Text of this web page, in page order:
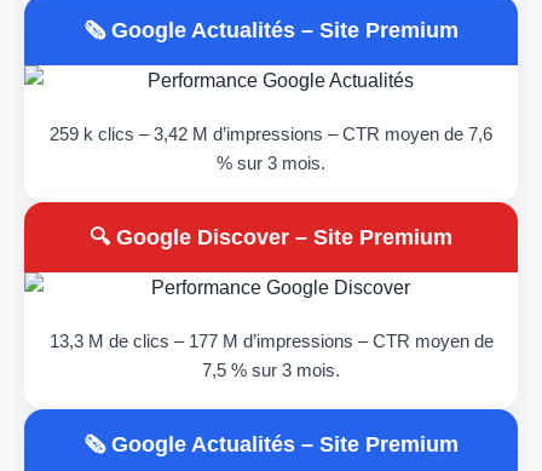
🗞️ Google Actualités – Site Premium
259 k clics – 3,42 M d’impressions – CTR moyen de 7,6
% sur 3 mois.
🔍 Google Discover – Site Premium
13,3 M de clics – 177 M d’impressions – CTR moyen de
7,5 % sur 3 mois.
🗞️ Google Actualités – Site Premium